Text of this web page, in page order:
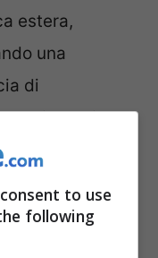
estera,
una
di
il
danneggia
to use
following